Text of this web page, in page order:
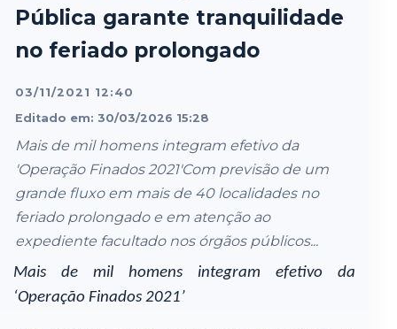
Pública garante tranquilidade
no feriado prolongado
03/11/2021 12:40
Editado em: 30/03/2026 15:28
Mais de mil homens integram efetivo da
'Operação Finados 2021'Com previsão de um
grande fluxo em mais de 40 localidades no
feriado prolongado e em atenção ao
expediente facultado nos órgãos públicos...
Mais de mil homens integram efetivo da
‘Operação Finados 2021’